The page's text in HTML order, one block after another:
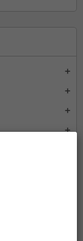
add
add
add
add